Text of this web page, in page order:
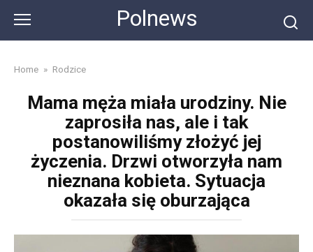
content
Polnews
Home » Rodzice
Mama męża miała urodziny. Nie
zaprosiła nas, ale i tak
postanowiliśmy złożyć jej
życzenia. Drzwi otworzyła nam
nieznana kobieta. Sytuacja
okazała się oburzająca